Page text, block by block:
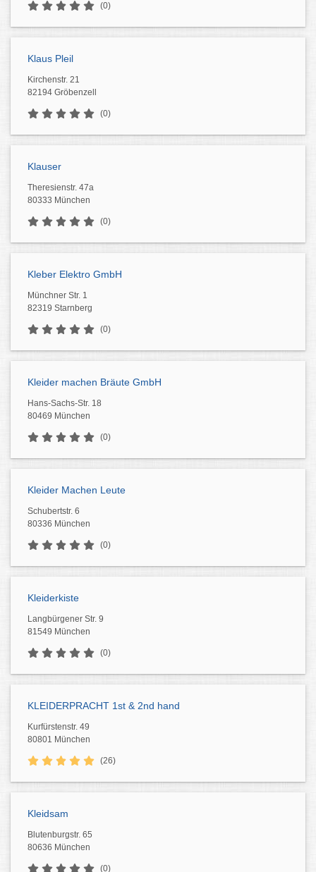
(0)
Klaus Pleil
Kirchenstr. 21
82194 Gröbenzell
(0)
Klauser
Theresienstr. 47a
80333 München
(0)
Kleber Elektro GmbH
Münchner Str. 1
82319 Starnberg
(0)
Kleider machen Bräute GmbH
Hans-Sachs-Str. 18
80469 München
(0)
Kleider Machen Leute
Schubertstr. 6
80336 München
(0)
Kleiderkiste
Langbürgener Str. 9
81549 München
(0)
KLEIDERPRACHT 1st & 2nd hand
Kurfürstenstr. 49
80801 München
(26)
Kleidsam
Blutenburgstr. 65
80636 München
(0)